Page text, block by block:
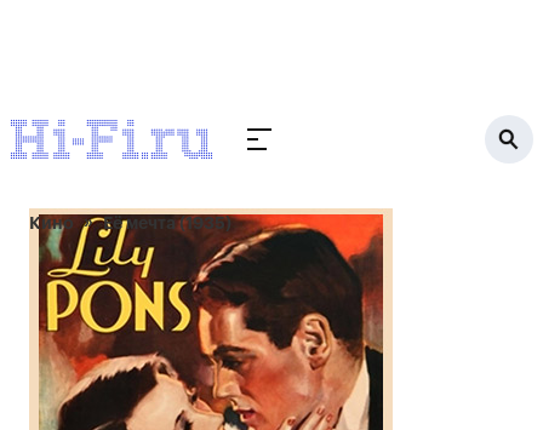
Кино Её мечта (1935)